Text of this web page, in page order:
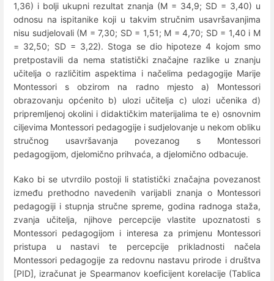
1,36) i bolji ukupni rezultat znanja (M = 34,9; SD = 3,40) u
odnosu na ispitanike koji u takvim stručnim usavršavanjima
nisu sudjelovali (M = 7,30; SD = 1,51; M = 4,70; SD = 1,40 i M
= 32,50; SD = 3,22). Stoga se dio hipoteze 4 kojom smo
pretpostavili da nema statistički značajne razlike u znanju
učitelja o različitim aspektima i načelima pedagogije Marije
Montessori s obzirom na radno mjesto a) Montessori
obrazovanju općenito b) ulozi učitelja c) ulozi učenika d)
pripremljenoj okolini i didaktičkim materijalima te e) osnovnim
ciljevima Montessori pedagogije i sudjelovanje u nekom obliku
stručnog usavršavanja povezanog s Montessori
pedagogijom, djelomično prihvaća, a djelomično odbacuje.
Kako bi se utvrdilo postoji li statistički značajna povezanost
između prethodno navedenih varijabli znanja o Montessori
pedagogiji i stupnja stručne spreme, godina radnoga staža,
zvanja učitelja, njihove percepcije vlastite upoznatosti s
Montessori pedagogijom i interesa za primjenu Montessori
pristupa u nastavi te percepcije prikladnosti načela
Montessori pedagogije za redovnu nastavu prirode i društva
[PID], izračunat je Spearmanov koeficijent korelacije (Tablica